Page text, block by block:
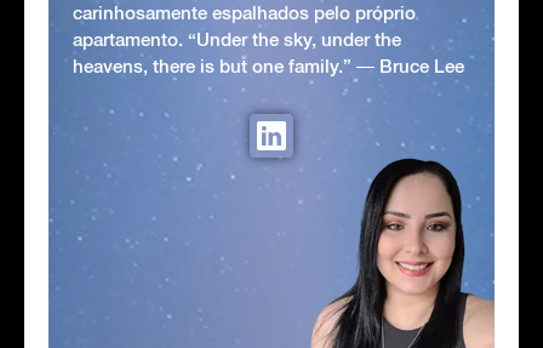
carinhosamente espalhados pelo próprio
apartamento. “Under the sky, under the
heavens, there is but one family.” ― Bruce Lee